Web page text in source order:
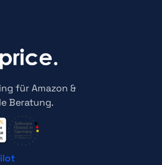
für Amazon &
Beratung.